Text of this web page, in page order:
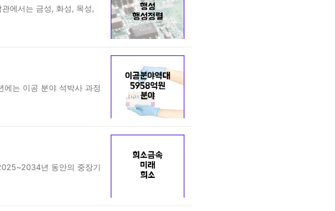
에서는 금성, 화성, 목성,
는 이공 분야 석박사 과정
년 동안의 중장기